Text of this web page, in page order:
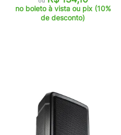
no boleto à vista ou pix (10%
de desconto)